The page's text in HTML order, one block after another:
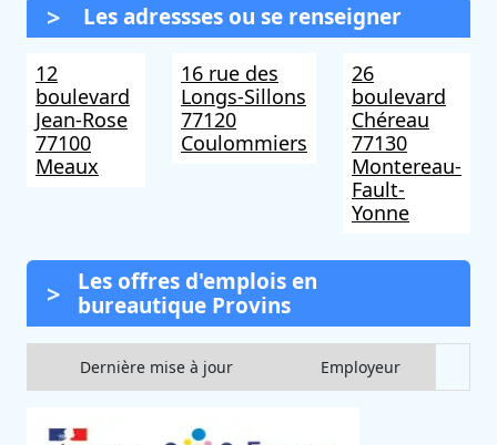
Les adressses ou se renseigner
12
boulevard
Jean-Rose
77100
Meaux
16 rue des
Longs-Sillons
77120
Coulommiers
26
boulevard
Chéreau
77130
Montereau-
Fault-
Yonne
Les offres d'emplois en
bureautique Provins
Dernière mise à jour Employeur